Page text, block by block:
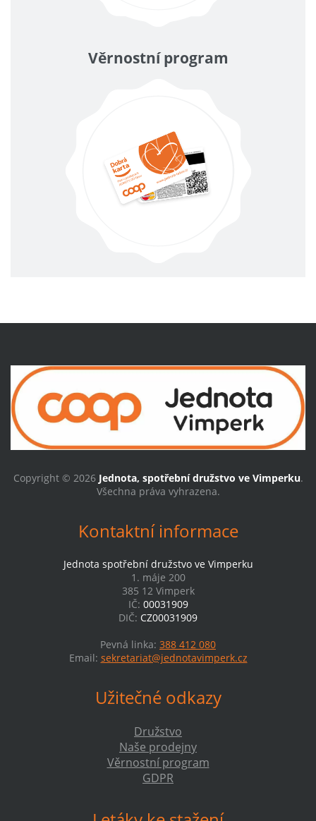
Věrnostní program
Copyright © 2026 Jednota, spotřební družstvo ve Vimperku.
Všechna práva vyhrazena.
Kontaktní informace
Jednota spotřební družstvo ve Vimperku
1. máje 200
385 12 Vimperk
IČ: 00031909
DIČ: CZ00031909
Pevná linka: 388 412 080
Email: sekretariat@jednotavimperk.cz
Užitečné odkazy
Družstvo
Naše prodejny
Věrnostní program
GDPR